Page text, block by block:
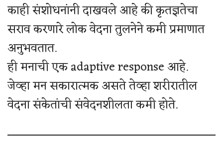
काही संशोधनांनी दाखवले आहे की कृतज्ञतेचा
सराव करणारे लोक वेदना तुलनेने कमी प्रमाणात
अनुभवतात.
ही मनाची एक adaptive response आहे.
जेव्हा मन सकारात्मक असते तेव्हा शरीरातील
वेदना संकेतांची संवेदनशीलता कमी होते.